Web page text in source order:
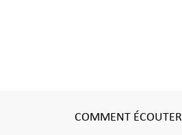
COMMENT ÉCOUTER